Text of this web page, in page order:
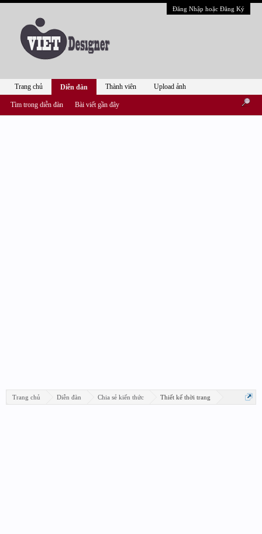
Đăng Nhập hoặc Đăng Ký
Trang chủ Diễn đàn Chia sẻ kiến thức Thiết kế thời trang
Trang chủ Diễn đàn
Tìm trong diễn đàn Bài viết gần đây
Thành viên Upload ảnh